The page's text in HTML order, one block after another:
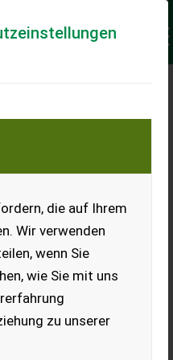
die auf Ihrem
Wir verwenden
wenn Sie
wie Sie mit uns
zu unserer
Baumaschinen –